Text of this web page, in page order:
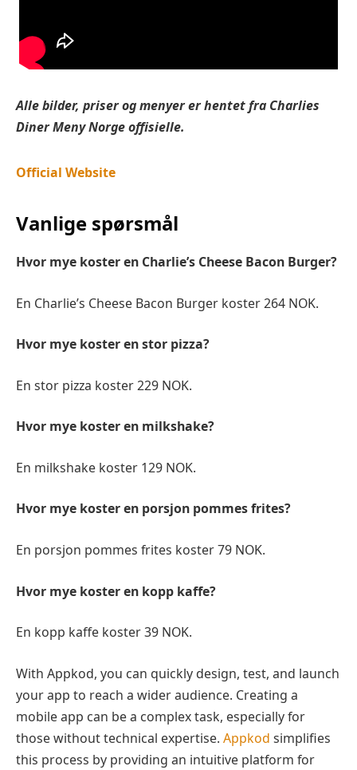
Alle bilder, priser og menyer er hentet fra Charlies
DinerMeny Norge offisielle.
Official Website
Vanlige spørsmål
Hvor mye koster en Charlie’s Cheese Bacon Burger?
En Charlie’s Cheese Bacon Burger koster 264 NOK.
Hvor mye koster en stor pizza?
En stor pizza koster 229 NOK.
Hvor mye koster en milkshake?
En milkshake koster 129 NOK.
Hvor mye koster en porsjon pommes frites?
En porsjon pommes frites koster 79 NOK.
Hvor mye koster en kopp kaffe?
En kopp kaffe koster 39 NOK.
With Appkod, you can quickly design, test, and launch
your app to reach a wider audience. Creating a
mobile app can be a complex task, especially for
those without technical expertise. Appkod simplifies
this process by providing an intuitive platform for